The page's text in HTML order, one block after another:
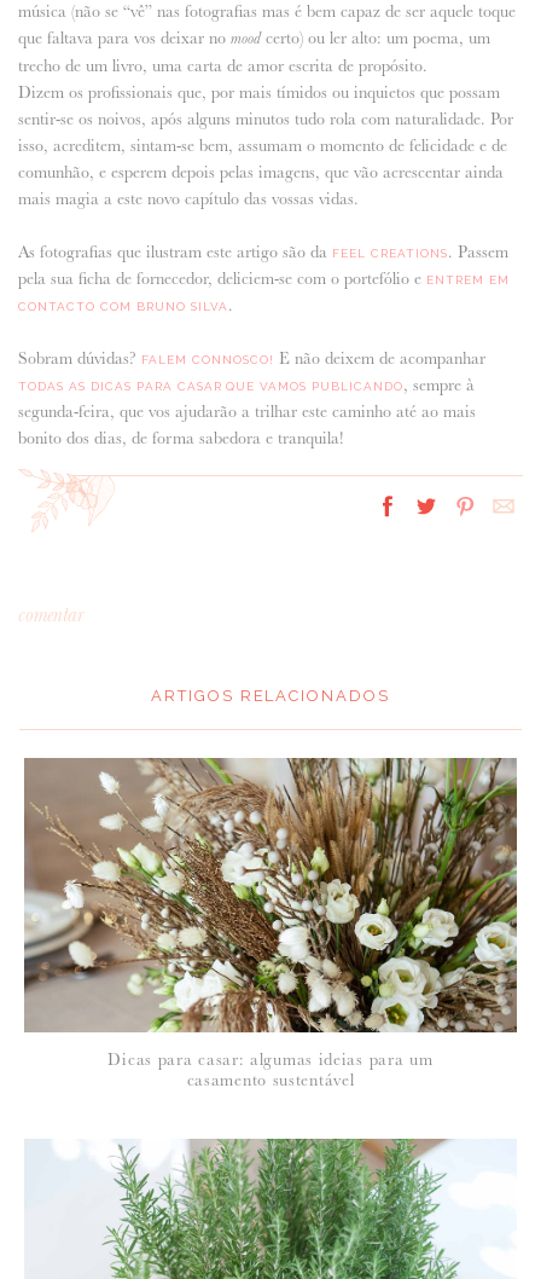
música (não se “vê” nas fotografias mas é bem capaz de ser aquele toque
que faltava para vos deixar no moodcerto) ou ler alto: um poema, um
trecho de um livro, uma carta de amor escrita de propósito.
Dizem os profissionais que, por mais tímidos ou inquietos que possam
sentir-se os noivos, após alguns minutos tudo rola com naturalidade. Por
isso, acreditem, sintam-se bem, assumam o momento de felicidade e de
comunhão, e esperem depois pelas imagens, que vão acrescentar ainda
mais magia a este novo capítulo das vossas vidas.
As fotografias que ilustram este artigo são da FEEL CREATIONS. Passem
pela sua ficha de fornecedor, deliciem-se com o portefólio e ENTREM EM
CONTACTO COM BRUNO SILVA.
Sobram dúvidas? FALEM CONNOSCO! E não deixem de acompanhar
TODAS AS DICAS PARA CASAR QUE VAMOS PUBLICANDO, sempre à
segunda-feira, que vos ajudarão a trilhar este caminho até ao mais
bonito dos dias, de forma sabedora e tranquila!
comentar
NOME*:
Para saber como tratamos e protegemos os seus dados, leia a nossa
política de privacidade
ARTIGOS RELACIONADOS
Dicas para casar: algumas ideias para um
casamento sustentável